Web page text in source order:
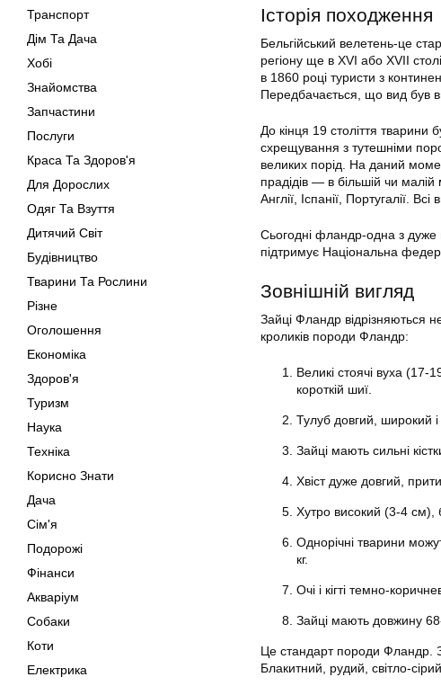
Транспорт
Дім Та Дача
Хобі
Знайомства
Запчастини
Послуги
Краса Та Здоров'я
Для Дорослих
Одяг Та Взуття
Дитячий Світ
Будівництво
Тварини Та Рослини
Різне
Оголошення
Економіка
Здоров'я
Туризм
Наука
Техніка
Корисно Знати
Дача
Сім'я
Подорожі
Фінанси
Акваріум
Собаки
Коти
Електрика
Історія походження
Бельгійський велетень-це
регіону ще в XVI або XVII
в 1860 році туристи з
Передбачається, що вид був
До кінця 19 століття
схрещування з тутешніми
великих порід. На даний
прадідів — в більшій чи
Англії, Іспанії, Португалії. Всі
Сьогодні фландр-одна з дуже
підтримує Національна
Зовнішній вигляд
Зайці Фландр відрізняються
кроликів породи Фландр:
Великі стоячі вуха (17-
короткій шиї.
Тулуб довгий, широкий і
Зайці мають сильні
Хвіст дуже довгий,
Хутро високий (3-4 см),
Однорічні тварини
кг.
Очі і кігті темно-
Зайці мають довжину
Це стандарт породи Фландр.
Блакитний, рудий, світло-сірий